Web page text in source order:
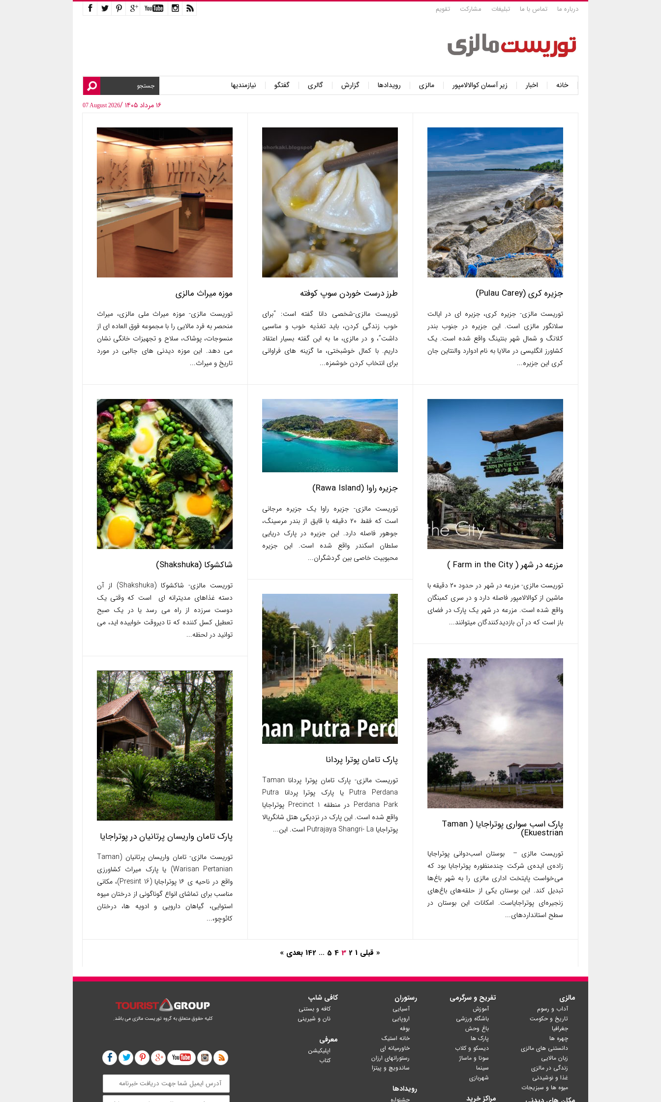
درباره ما تماس با ما تبلیغات مشارکت تقویم
خانه اخبار زیر آسمان کوالالامپور مالزی رویدادها گزارش گالری گفتگو
نیازمندیها
۱۶ مرداد ۱۴۰۵ /
07 August 2026
موزه میراث مالزی
توریست مالزی- موزه میراث ملی مالزی، میراث
منحصر به فرد مالایی را با مجموعه فوق العاده ای از
منسوجات، پوشاک، سلاح و تجهیزات خانگی نشان
می دهد. این موزه دیدنی های جالبی در مورد
تاریخ و میراث...
طرز درست خوردن سوپ کوفته
توریست مالزی-شخصی دانا گفته است: “برای
خوب زندگی کردن، باید تغذیه خوب و مناسبی
داشت”، و در مالزی، ما به این گفته بسیار اعتقاد
داریم. با کمال خوشبختی، ما گزینه های فراوانی
برای انتخاب کردن خوشمزه...
جزیره کری (Pulau Carey)
توریست مالزی- جزیره کری، جزیره ای در ایالت
سلانگور مالزی است. این جزیره در جنوب بندر
کلانگ و شمال شهر بنتینگ واقع شده است. یک
کشاورز انگلیسی در مالایا به نام ادوارد والنتاین جان
کری این جزیره...
شاکشوکا (Shakshuka)
توریست مالزی- شاکشوکا (Shakshuka) از آن
دسته غذاهای مدیترانه ای است که وقتی یک
دوست سرزده از راه می رسد یا در یک صبح
تعطیل کسل کننده که تا دیروقت خوابیده اید، می
توانید در لحظه...
جزیره راوا (Rawa Island)
توریست مالزی- جزیره راوا یک جزیره مرجانی
است که فقط ۲۰ دقیقه با قایق از بندر مرسینگ،
جوهور فاصله دارد. این جزیره در پارک دریایی
سلطان اسکندر واقع شده است. این جزیره
محبوبیت خاصی بین گردشگران...
مزرعه در شهر ( Farm in the City )
توریست مالزی- مزرعه در شهر در حدود ۲۰ دقیقه با
ماشین از کوالالامپور فاصله دارد و در سری کمبنگان
واقع شده است. مزرعه در شهر یک پارک در فضای
باز است که در آن بازدیدکنندگان میتوانند...
پارک تامان پوترا پردانا
توریست مالزی- پارک تامان پوترا پردانا Taman
Putra Perdana یا پارک پوترا پردانا Putra
Perdana Park در منطقه Precinct 1 پوتراجایا
واقع شده است. این پارک در نزدیکی هتل شانگریالا
پوتراجایا Putrajaya Shangri- La است. این...
پارک اسب سواری پوتراجایا ( Taman
Ekuestrian)
توریست مالزی – بوستان اسب‌دوانی پوتراجایا
زاده‌ی ایده‌ی شرکت چندمنظوره‌ پوتراجایا بود که
می‌خواست پایتخت اداری مالزی را به شهر باغ‌ها
تبدیل کند. این بوستان یکی از حلقه‌های باغ‌های
زنجیره‌ای پوتراجایاست. امکانات این بوستان در
سطح استانداردهای...
پارک تامان واریسان پرتانیان در پوتراجایا
توریست مالزی- تامان واریسان پرتانیان (Taman
Warisan Pertanian) یا پارک میراث کشاورزی
واقع در ناحیه ی ۱۶ پوتراجایا (Presint 16)، مکانی
مناسب برای تماشای انواع گوناگونی از درختان میوه
استوایی، گیاهان دارویی و ادویه ها، درختان
کائوچو،...
« قبلی 1
2
3
4
5
…
142 بعدی »
مالزی
آداب و رسوم
تاریخ و حکومت
جغرافیا
چهره ها
دانستنی های مالزی
زبان مالایی
زندگی در مالزی
غذا و نوشیدنی
میوه ها و سبزیجات
تفریح و سرگرمی
آموزش
باشگاه ورزشی
باغ وحش
پارک ها
دیسکو و کلاب
سونا و ماساژ
سینما
شهربازی
مراکز خرید
رستوران
آسیایی
اروپایی
بوفه
خانه استیک
خاورمیانه ای
رستورانهای ارزان
ساندویچ و پیتزا
رویدادها
جشنواره
کافی شا‍پ
کافه و بستنی
نان و شیرینی
معرفی
اپلیکیشن
کتاب
کلیه حقوق متعلق به گروه توریست مالزی می باشد.